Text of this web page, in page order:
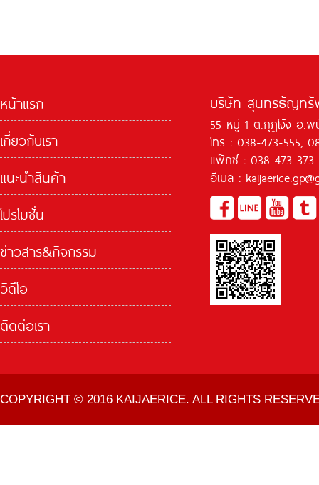
หน้าแรก
เกี่ยวกับเรา
แนะนำสินค้า
โปรโมชั่น
ข่าวสาร&กิจกรรม
วิดีโอ
ติดต่อเรา
บริษัท สุนทรธัญทรั
55 หมู่ 1 ต.กุฏโง้ง อ.
โทร : 038-473-555,
แฟ๊กซ์ : 038-473-373
อีเมล :
COPYRIGHT © 2016 KAIJAERICE. ALL RIGHTS